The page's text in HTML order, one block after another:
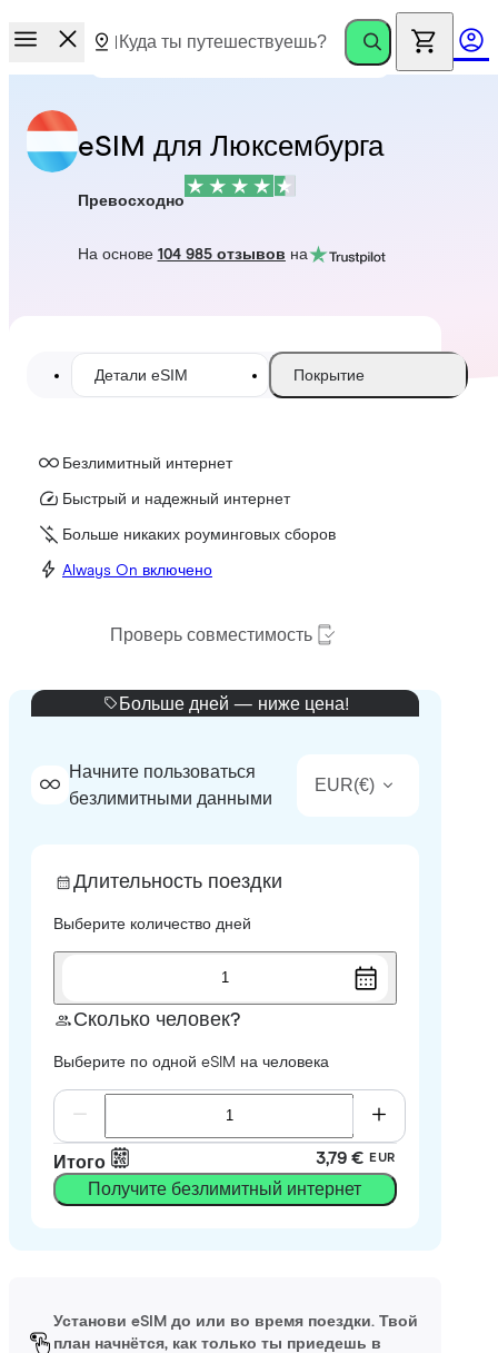
eSIM для Люксембурга
Превосходно
На основе 104 985 отзывов на
Детали eSIM Покрытие
Безлимитный интернет
Быстрый и надежный интернет
Больше никаких роуминговых сборов
Always On включено
Проверь совместимость
Больше дней — ниже цена!
Начните пользоваться
безлимитными данными
EUR(€)
Длительность поездки
Выберите количество дней
1
Сколько человек?
Выберите по одной eSIM на человека
Итого 3,79 € EUR
Получите безлимитный интернет
Установи eSIM до или во время поездки. Твой
план начнётся, как только ты приедешь в